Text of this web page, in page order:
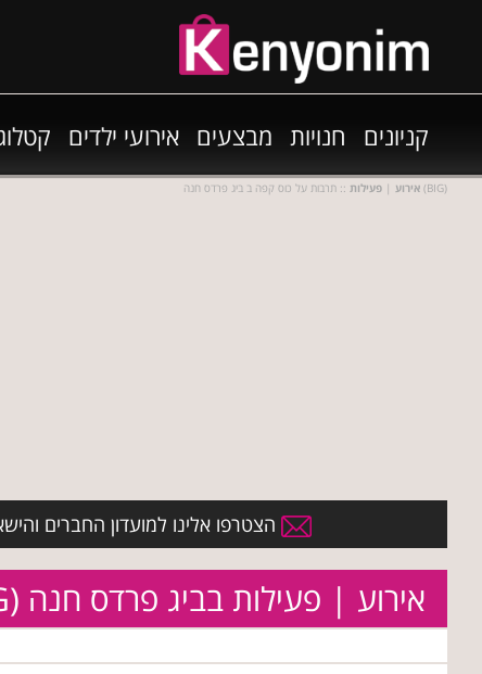
קניונים חנויות מבצעים אירועי ילדים
אירוע | פעילות :: תרבות על כוס קפה ב ביג פרדס חנה (BIG)
הצטרפו אלינו למועדון החברים
אירוע | פעילות בביג פרדס חנה (BIG)